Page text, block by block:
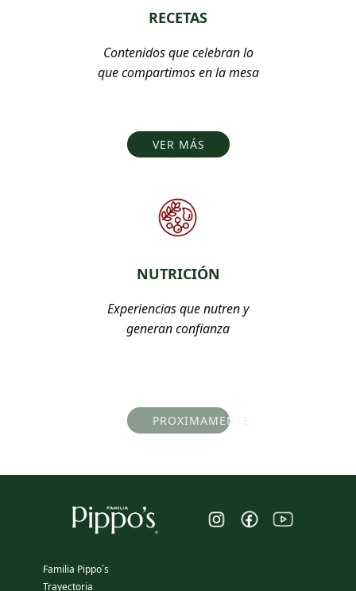
RECETAS
Contenidos que celebran lo
que compartimos en la mesa
VER MÁS
NUTRICIÓN
Experiencias que nutren y
generan confianza
PROXIMAMENTE
Familia Pippo´s
Trayectoria